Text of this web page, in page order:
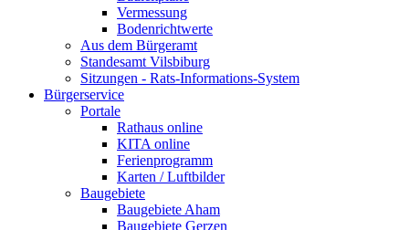
Vermessung
Bodenrichtwerte
Aus dem Bürgeramt
Standesamt Vilsbiburg
Sitzungen - Rats-Informations-System
Bürgerservice
Portale
Rathaus online
KITA online
Ferienprogramm
Karten / Luftbilder
Baugebiete
Baugebiete Aham
Baugebiete Gerzen